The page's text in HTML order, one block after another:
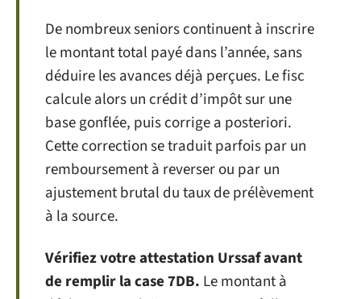
De nombreux seniors continuent à inscrire
le montant total payé dans l’année, sans
déduire les avances déjà perçues. Le fisc
calcule alors un crédit d’impôt sur une
base gonflée, puis corrige a posteriori.
Cette correction se traduit parfois par un
remboursement à reverser ou par un
ajustement brutal du taux de prélèvement
à la source.
Vérifiez votre attestation Urssaf avant
de remplir la case 7DB. Le montant à